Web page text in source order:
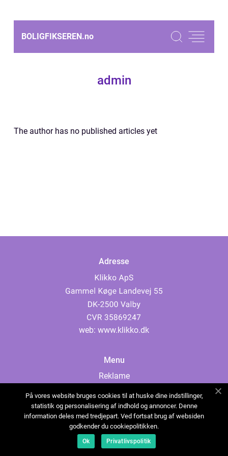
BOLIGFIKSEREN.no
admin
The author has no published articles yet
Adresse
web: www.klikko.dk
Menu
Reklame
Cookies
Kontakt Oss
Sitemap
På vores website bruges cookies til at huske dine indstillinger,
statistik og personalisering af indhold og annoncer. Denne
information deles med tredjepart. Ved fortsat brug af websiden
godkender du cookiepolitikken.
Ok Privatlivspolitik